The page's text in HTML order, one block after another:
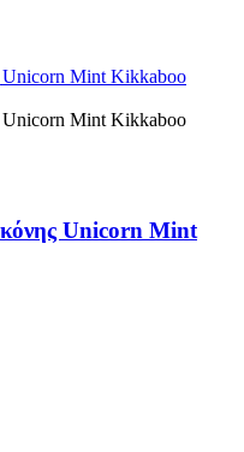
Unicorn Mint